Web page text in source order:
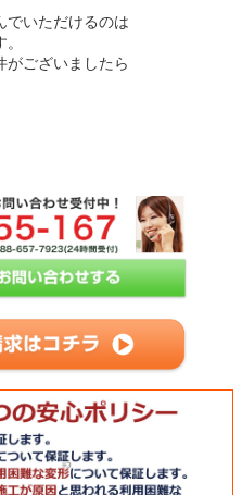
でいただけるのは
がございましたら